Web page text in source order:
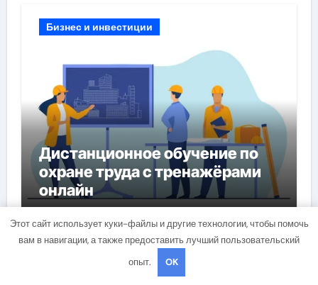
Бизнес и инвестиции
Дистанционное обучение по
охране труда с тренажёрами
онлайн
Этот сайт использует куки-файлы и другие технологии, чтобы помочь
вам в навигации, а также предоставить лучший пользовательский
опыт.
OK